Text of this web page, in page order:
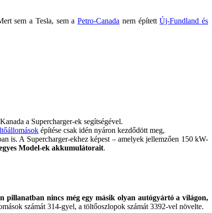
sem a Tesla, sem aPetro-Canada nem építettÚj-Fundland és
a Supercharger-ek segítségével.
építése csak idén nyáron kezdődött meg,
is. A Supercharger-ekhez képest – amelyek jellemzően 150 kW-
Model-ek akkumulátorait.
pillanatban nincs még egy másik olyan autógyártó a világon,
számát 314-gyel, a töltőoszlopok számát 3392-vel növelte.